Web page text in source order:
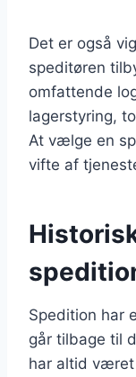
Det er også
speditøren
omfattende
lagerstyring,
At vælge en
vifte af
Spedition har
går tilbage til
har altid været